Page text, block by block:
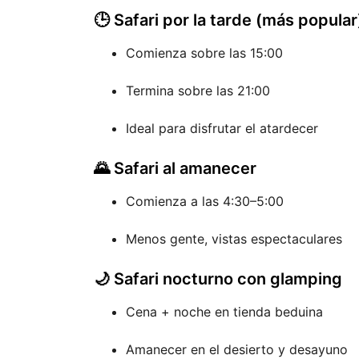
🕒 Safari por la tarde (más
Comienza sobre las 15:00
Termina sobre las 21:00
Ideal para disfrutar el atardecer
🌄 Safari al amanecer
Comienza a las 4:30–5:00
Menos gente, vistas espectaculares
🌙 Safari nocturno con glamping
Cena + noche en tienda beduina
Amanecer en el desierto y desayuno